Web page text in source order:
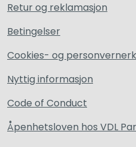
Retur og reklamasjon
Betingelser
Cookies- og
Nyttig informasjon
Code of Conduct
Åpenhetsloven hos VDL